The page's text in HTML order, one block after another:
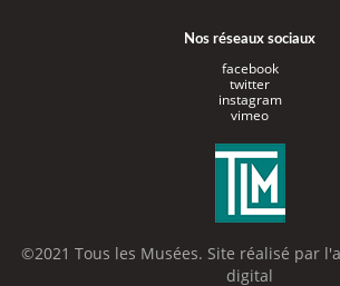
Nos réseaux sociaux
facebook
twitter
instagram
vimeo
©2021 Tous les Musées. Site réalisé par l'
digital